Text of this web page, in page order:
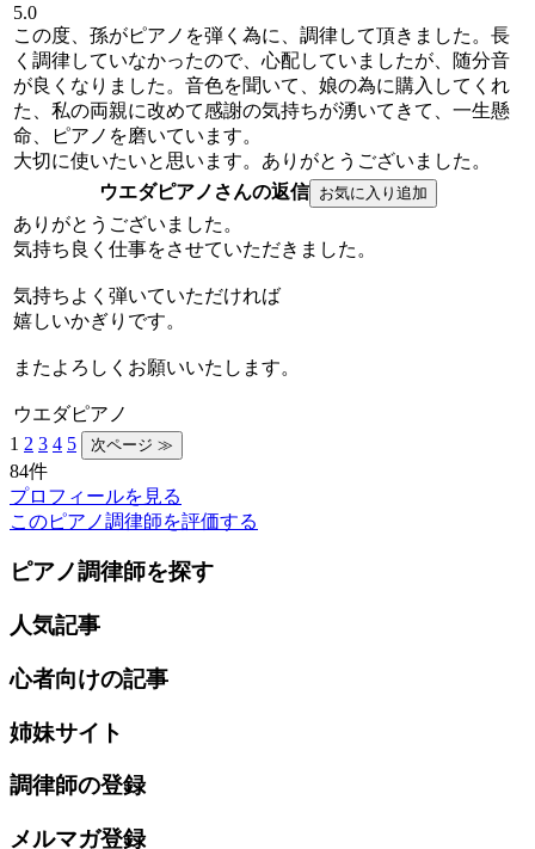
5.0
この度、孫がピアノを弾く為に、調律して頂きました。長
く調律していなかったので、心配していましたが、随分音
が良くなりました。音色を聞いて、娘の為に購入してくれ
た、私の両親に改めて感謝の気持ちが湧いてきて、一生懸
命、ピアノを磨いています。
大切に使いたいと思います。ありがとうございました。
ウエダピアノさんの返信
ありがとうございました。
気持ち良く仕事をさせていただきました。
気持ちよく弾いていただければ
嬉しいかぎりです。
またよろしくお願いいたします。
ウエダピアノ
1 2 3 4 5
84件
プロフィールを見る
このピアノ調律師を評価する
ピアノ調律師を探す
人気記事
心者向けの記事
姉妹サイト
調律師の登録
メルマガ登録